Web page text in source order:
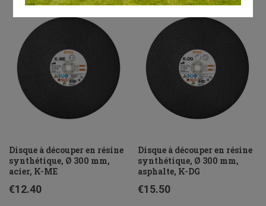
Disque à découper en résine
synthétique, Ø 300 mm,
acier, K-ME
€12.40
Disque à découper en résine
synthétique, Ø 300 mm,
asphalte, K-DG
€15.50